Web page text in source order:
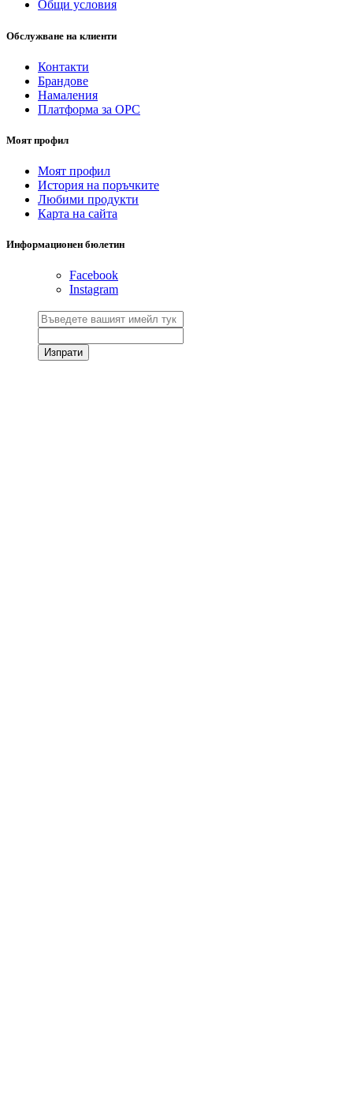
Общи условия
Обслужване на клиенти
Контакти
Брандове
Намаления
Платформа за ОРС
Моят профил
Моят профил
История на поръчките
Любими продукти
Карта на сайта
Информационен бюлетин
Facebook
Instagram